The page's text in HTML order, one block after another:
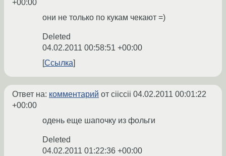
+00:00
они не только по кукам чекают =)
Deleted
04.02.2011 00:58:51 +00:00
Ссылка
Ответ на: комментарий от ciiccii 04.02.2011 00:01:22
+00:00
одень еще шапочку из фольги
Deleted
04.02.2011 01:22:36 +00:00